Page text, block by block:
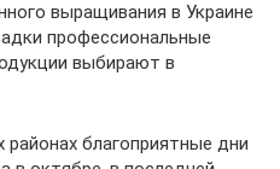
выращивания в Украине
профессиональные
выбирают в
благоприятные дни